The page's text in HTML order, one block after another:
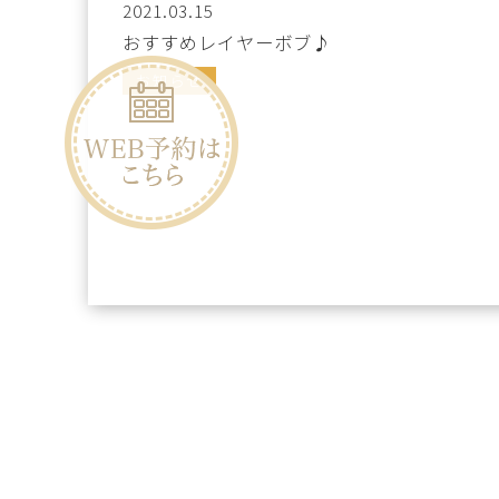
2021.03.15
おすすめレイヤーボブ♪
お知らせ